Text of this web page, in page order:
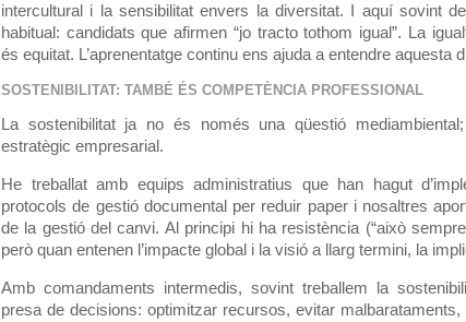
intercultural i la sensibilitat envers la diversitat. I aquí sovint
habitual: candidats que afirmen “jo tracto tothom igual”. La
és equitat. L’aprenentatge continu ens ajuda a entendre aquesta
SOSTENIBILITAT: TAMBÉ ÉS COMPETÈNCIA PROFESSIONAL
La sostenibilitat ja no és només una qüestió
estratègic empresarial.
He treballat amb equips administratius que han hagut
protocols de gestió documental per reduir paper i nosaltres
de la gestió del canvi. Al principi hi ha resistència (“això sempre
però quan entenen l’impacte global i la visió a llarg termini, la
Amb comandaments intermedis, sovint treballem la
presa de decisions: optimitzar recursos, evitar malbarataments,